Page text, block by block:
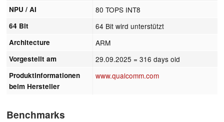
NPU / AI 80 TOPS INT8
64 Bit 64 Bit wird unterstützt
Architecture ARM
Vorgestellt am 29.09.2025 = 316 days old
Produktinformationen
beim Hersteller
www.qualcomm.com
Benchmarks